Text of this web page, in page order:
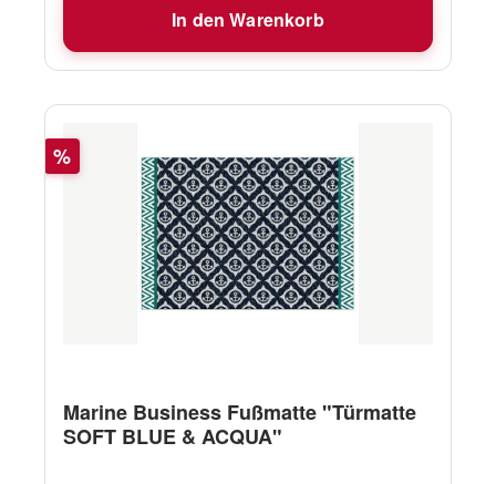
In den Warenkorb
Rabatt
%
Marine Business Fußmatte "Türmatte
SOFT BLUE & ACQUA"